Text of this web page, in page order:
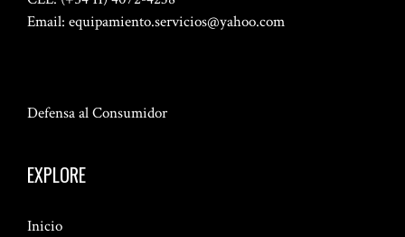
Email: equipamiento.servicios@yahoo.com
Defensa al Consumidor
EXPLORE
Inicio